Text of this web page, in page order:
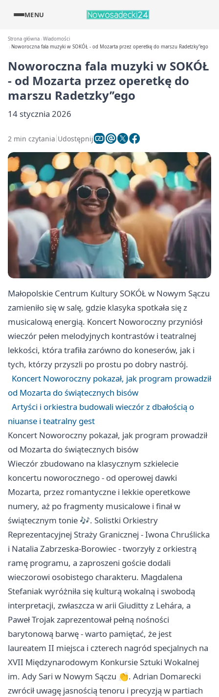
MENU
Strona główna Wiadomości
Noworoczna fala muzyki w SOKÓŁ - od Mozarta przez operetkę do marszu Radetzky''ego
Noworoczna fala muzyki w SOKÓŁ
- od Mozarta przez operetkę do
marszu Radetzky’’ego
14 stycznia 2026
2 min czytania Udostępnij
Małopolskie Centrum Kultury SOKÓŁ w Nowym Sączu
zamieniło się w salę, gdzie klasyka spotkała się z
musicalową energią. Koncert Noworoczny przyniósł
wieczór pełen melodyjnych kontrastów i teatralnej
lekkości, która trafiła zarówno do koneserów, jak i
tych, którzy przyszli po prostu po dobry nastrój.
Koncert Noworoczny pokazał, jak program prowadził
od Mozarta do świątecznych bisów
Artyści i orkiestra budowali wieczór z dbałością o
niuanse i teatralny gest
Koncert Noworoczny pokazał, jak program prowadził
od Mozarta do świątecznych bisów
Wieczór zbudowano na klasycznym szkielecie
koncertu noworocznego - od operowej dawki
Mozarta, przez romantyczne i lekkie operetkowe
numery, aż po fragmenty musicalowe i finał w
świątecznym tonie 🎶. Solistki Orkiestry
Reprezentacyjnej Straży Granicznej - Iwona Chruślicka
i Natalia Zabrzeska-Borowiec - tworzyły z orkiestrą
ramę programu, a zaproszeni goście dodali
wieczorowi osobistego charakteru. Magdalena
Stefaniak wyróżniła się kulturą wokalną i swobodą
interpretacji, zwłaszcza w arii Giuditty z Lehára, a
Paweł Trojak zaprezentował pełną nośności
barytonową barwę - warto pamiętać, że jest
laureatem II miejsca i czterech nagród specjalnych na
XVII Międzynarodowym Konkursie Sztuki Wokalnej
im. Ady Sari w Nowym Sączu 👏. Adrian Domarecki
zwrócił uwagę jasnością tenoru i precyzją w partiach